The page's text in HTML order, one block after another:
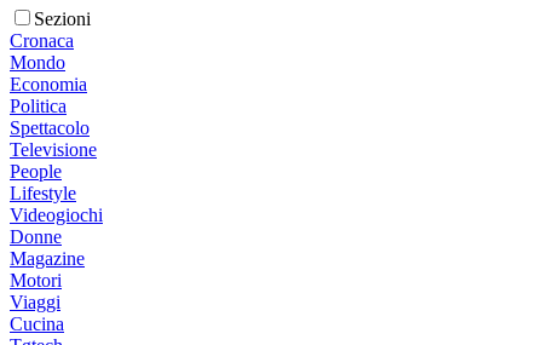
Sezioni
Cronaca
Mondo
Economia
Politica
Spettacolo
Televisione
People
Lifestyle
Videogiochi
Donne
Magazine
Motori
Viaggi
Cucina